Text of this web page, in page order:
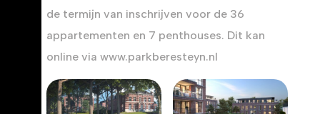
de termijn van inschrijven voor de 36
appartementen en 7 penthouses. Dit kan
online via www.parkberesteyn.nl